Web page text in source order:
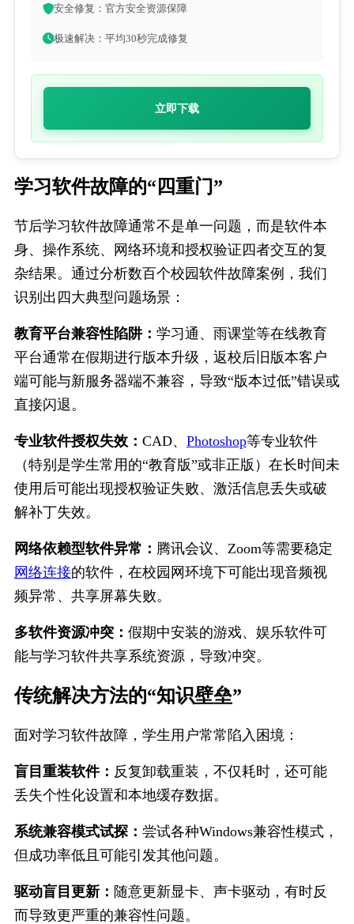
安全修复：官方安全资源保障
极速解决：平均30秒完成修复
立即下载
学习软件故障的“四重门”
节后学习软件故障通常不是单一问题，而是软件本
身、操作系统、网络环境和授权验证四者交互的复
杂结果。通过分析数百个校园软件故障案例，我们
识别出四大典型问题场景：
教育平台兼容性陷阱： 学习通、雨课堂等在线教育
平台通常在假期进行版本升级，返校后旧版本客户
端可能与新服务器端不兼容，导致“版本过低”错误或
直接闪退。
专业软件授权失效： CAD、 Photoshop等专业软件
（特别是学生常用的“教育版”或非正版）在长时间未
使用后可能出现授权验证失败、激活信息丢失或破
解补丁失效。
网络依赖型软件异常： 腾讯会议、Zoom等需要稳定
网络连接的软件，在校园网环境下可能出现音频视
频异常、共享屏幕失败。
多软件资源冲突： 假期中安装的游戏、娱乐软件可
能与学习软件共享系统资源，导致冲突。
传统解决方法的“知识壁垒”
面对学习软件故障，学生用户常常陷入困境：
盲目重装软件： 反复卸载重装，不仅耗时，还可能
丢失个性化设置和本地缓存数据。
系统兼容模式试探： 尝试各种Windows兼容性模式，
但成功率低且可能引发其他问题。
驱动盲目更新： 随意更新显卡、声卡驱动，有时反
而导致更严重的兼容性问题。